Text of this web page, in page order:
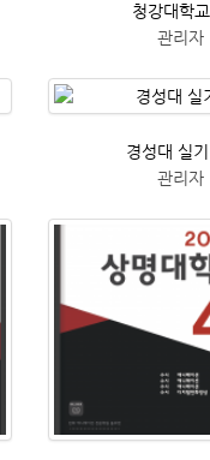
청강대학
관리자
경성대 실
관리자